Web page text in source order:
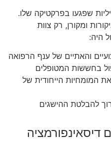
שפגעו בפרקטיקה שלו.
ומקורן, רק צוות
היה:
והאתיים של ענף הרפואה
בחששות המטופלים
את המומחיות הייחודית של
להבלטת ההישגים
עם דיסאינפורמציה